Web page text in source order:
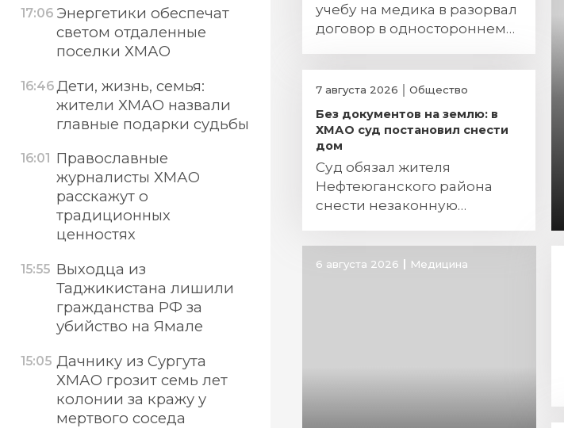
17:06 Энергетики обеспечат
светом отдаленные
поселки ХМАО
16:46Дети, жизнь, семья:
жители ХМАО назвали
главные подарки судьбы
16:01
Православные
журналисты ХМАО
расскажут о
традиционных
ценностях
15:55 Выходца из
Таджикистана лишили
гражданства РФ за
убийство на Ямале
15:05 Дачнику из Сургута
ХМАО грозит семь лет
колонии за кражу у
мертвого соседа
учебу на медика в разорвал
договор в одностороннем
7 августа 2026 Общество
Без документов на землю: в
ХМАО суд постановил снести
дом
Суд обязал жителя
Нефтеюганского района
снести незаконную
6 августа 2026 Медицина